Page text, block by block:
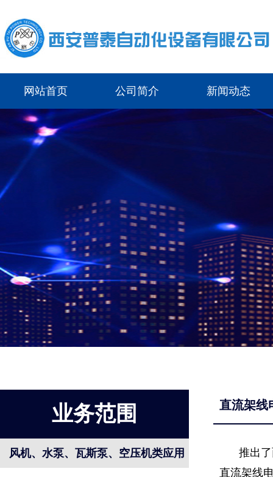
网站首页 公司简介 新闻动态
业务范围
风机、水泵、瓦斯泵、空压机类应用
直流架线
推出
直流架线